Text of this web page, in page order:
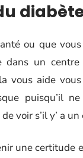
ou que
un
vous aide
puisqu’il ne
voir s’il y’ a un
une certitude